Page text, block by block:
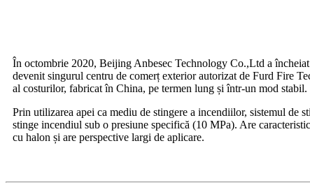
În octombrie 2020, Beijing Anbesec Technology Co.,Ltd a
devenit singurul centru de comerț exterior autorizat de Furd Fire
al costurilor, fabricat în China, pe termen lung și într-un mod stabil.
Prin utilizarea apei ca mediu de stingere a incendiilor, sistemul de
stinge incendiul sub o presiune specifică (10 MPa). Are
cu halon și are perspective largi de aplicare.